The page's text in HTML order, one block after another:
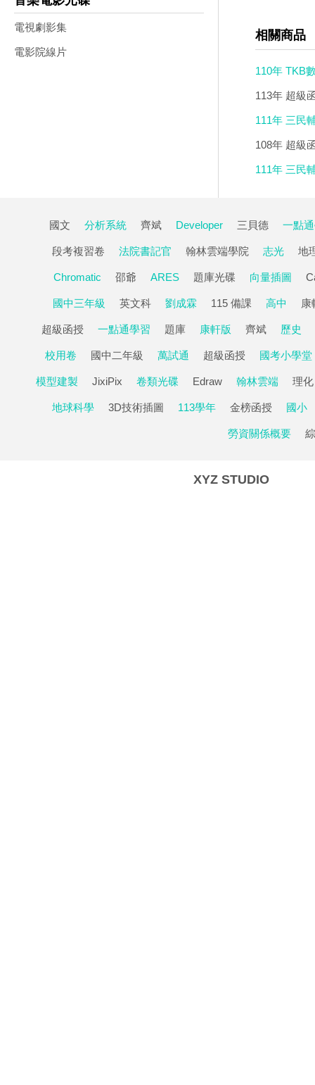
電視劇影集
電影院線片
相關商品
110年 TKB
價2900)
113年 超級
8000)
111年 三民
程(21片裝)(
108年 超級
111年 三民
國文 分析系統 齊斌 Developer 三貝德 一點
段考複習卷 法院書記官 翰林雲端學院 志光 地
Chromatic 邵爺 ARES 題庫光碟 向量插圖
國中三年級 英文科 劉成霖 115 備課 高中 康
超級函授 一點通學習 題庫 康軒版 齊斌 歷史
校用卷 國中二年級 萬試通 超級函授 國考小學堂
模型建製 JixiPix 卷類光碟 Edraw 翰林雲端 理化
地球科學 3D技術插圖 113學年 金榜函授 國小
勞資關係概要
XYZ STUDIO